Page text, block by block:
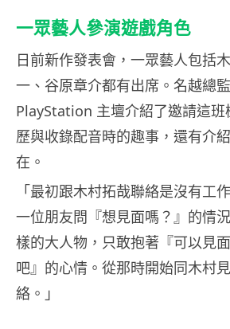
一眾藝人參演遊戲角色
日前新作發表會，一眾藝人包括
一、谷原章介都有出席。名越總
PlayStation 主壇介紹了邀請這班
歷與收錄配音時的趣事，還有介
在。
「最初跟木村拓哉聯絡是沒有工
一位朋友問『想見面嗎？』的情
樣的大人物，只敢抱著『可以見
吧』的心情。從那時開始同木村
絡。」